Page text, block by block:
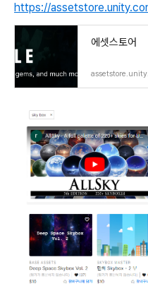
https://
에셋스토어